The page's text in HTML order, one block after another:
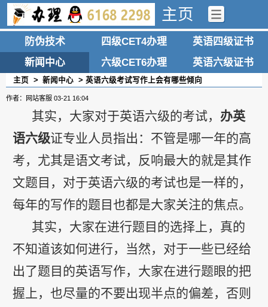
主页
防伪技术 四级CET4办理
英语四级证书
新闻中心
六级CET6办理 英语六级证书
主页 > 新闻中心 > 英语六级考试写作上会有哪些倾向
作者：网站客服 03-21 16:04
其实，大家对于英语六级的考试， 办英
语六级证专业人员指出：不管是哪一年的高
考，尤其是语文考试，反响最大的就是其作
文题目，对于英语六级的考试也是一样的，
每年的写作的题目也都是大家关注的焦点。
其实，大家在进行题目的选择上，真的
不知道该如何进行，当然，对于一些已经给
出了题目的英语写作，大家在进行题眼的把
握上，也尽量的不要出现半点的偏差，否则